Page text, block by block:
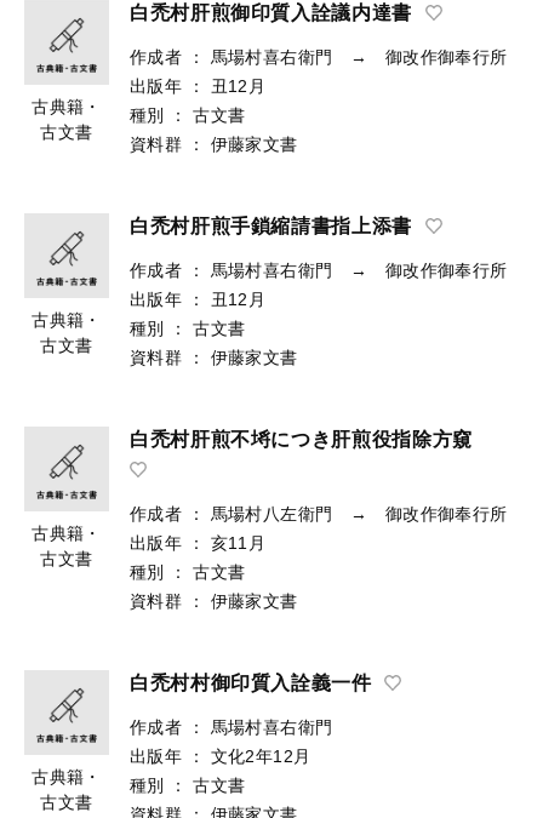
古典籍・
古文書
白禿村肝煎御印質入詮議内達書
作成者 ：
馬場村喜右衛門 → 御改作御奉行所
出版年
：
丑12月
種別
：
古文書
資料群
： 伊藤家文書
古典籍・
古文書
白禿村肝煎手鎖縮請書指上添書
作成者 ：
馬場村喜右衛門 → 御改作御奉行所
出版年
：
丑12月
種別
：
古文書
資料群
： 伊藤家文書
古典籍・
古文書
白禿村肝煎不埓につき肝煎役指除方窺
作成者 ：
馬場村八左衛門 → 御改作御奉行所
出版年
：
亥11月
種別
：
古文書
資料群
： 伊藤家文書
古典籍・
古文書
白禿村村御印質入詮義一件
作成者 ：
馬場村喜右衛門
出版年
：
文化2年12月
種別
：
古文書
資料群
： 伊藤家文書